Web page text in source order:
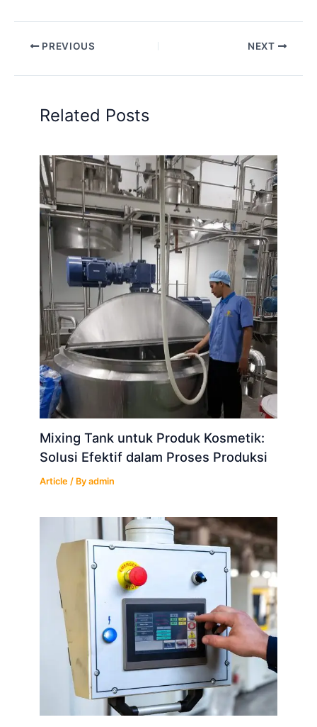
PREVIOUS NEXT
Related Posts
Mixing Tank untuk Produk Kosmetik:
Solusi Efektif dalam Proses Produksi
Article / Byadmin